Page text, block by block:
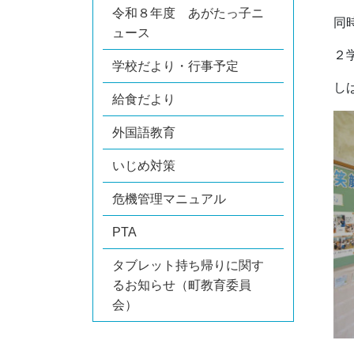
令和８年度 あがたっ子ニ
ュース
学校だより・行事予定
給食だより
外国語教育
いじめ対策
危機管理マニュアル
PTA
タブレット持ち帰りに関す
るお知らせ（町教育委員
会）
同
２
し